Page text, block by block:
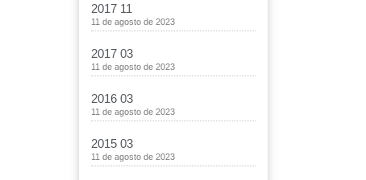
2017 11
11 de agosto de 2023
2017 03
11 de agosto de 2023
2016 03
11 de agosto de 2023
2015 03
11 de agosto de 2023